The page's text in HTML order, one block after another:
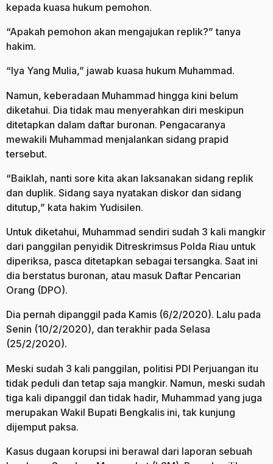
kepada kuasa hukum pemohon.
“Apakah pemohon akan mengajukan replik?” tanya
hakim.
“Iya Yang Mulia,” jawab kuasa hukum Muhammad.
Namun, keberadaan Muhammad hingga kini belum
diketahui. Dia tidak mau menyerahkan diri meskipun
ditetapkan dalam daftar buronan. Pengacaranya
mewakili Muhammad menjalankan sidang prapid
tersebut.
“Baiklah, nanti sore kita akan laksanakan sidang replik
dan duplik. Sidang saya nyatakan diskor dan sidang
ditutup,” kata hakim Yudisilen.
Untuk diketahui, Muhammad sendiri sudah 3 kali mangkir
dari panggilan penyidik Ditreskrimsus Polda Riau untuk
diperiksa, pasca ditetapkan sebagai tersangka. Saat ini
dia berstatus buronan, atau masuk Daftar Pencarian
Orang (DPO).
Dia pernah dipanggil pada Kamis (6/2/2020). Lalu pada
Senin (10/2/2020), dan terakhir pada Selasa
(25/2/2020).
Meski sudah 3 kali panggilan, politisi PDI Perjuangan itu
tidak peduli dan tetap saja mangkir. Namun, meski sudah
tiga kali dipanggil dan tidak hadir, Muhammad yang juga
merupakan Wakil Bupati Bengkalis ini, tak kunjung
dijemput paksa.
Kasus dugaan korupsi ini berawal dari laporan sebuah